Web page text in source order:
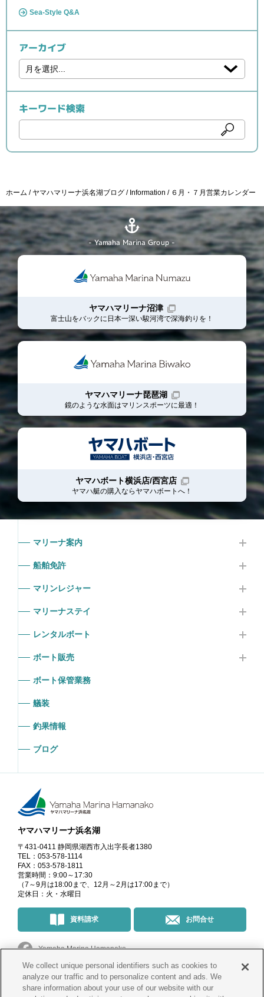
Sea-Style Q&A
アーカイブ
キーワード検索
ホーム ヤマハマリーナ浜名湖ブログ Information ６月・７月営業カレンダー
- Yamaha Marina Group -
ヤマハマリーナ沼津
富士山をバックに日本一深い駿河湾で深海釣りを！
ヤマハマリーナ琵琶湖
鏡のような水面はマリンスポーツに最適！
ヤマハボート横浜店/西宮店
ヤマハ艇の購入ならヤマハボート へ！
マリーナ案内
船舶免許
マリンレジャー
マリーナステイ
レンタルボート
ボート販売
ボート保管業務
艤装
釣果情報
ブログ
ヤマハマリーナ浜名湖
〒431-0411 静岡県湖西市入出字長者1380
TEL：053-578-1114
FAX：053-578-1811
営業時間：9:00～17:30
（7～9月は18:00まで、12月～2月は17:00まで）
定休日：火・水曜日
資料請求 お問合せ
Yamaha Marina Hamanako
マリーナ・イベント情報＠yamahamarinahamanako
We collect unique personal identifiers such as cookies to
analyze our traffic and to personalize content and ads. We
share information about your use of our website with our